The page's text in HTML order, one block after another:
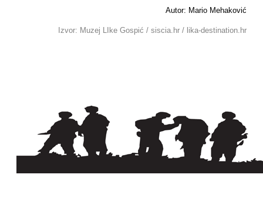
Autor: Mario Mehaković
Izvor: Muzej LIke Gospić / siscia.hr / lika-destination.hr